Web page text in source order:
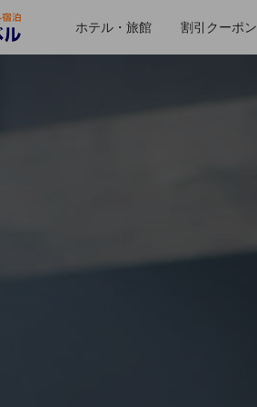
ホテル・旅館 割引クーポン